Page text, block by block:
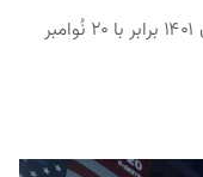
یک شنبه ۲۹ آبان ۱۴۰۱ برابر با ۲۰ نُوامبر